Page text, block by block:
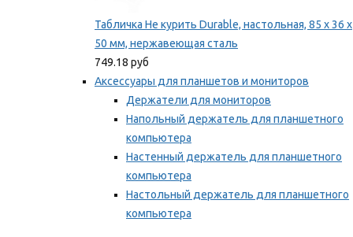
Табличка Не курить Durable, настольная, 85 x 36 x
50 мм, нержавеющая сталь
749.18 руб
Аксессуары для планшетов и мониторов
Держатели для мониторов
Напольный держатель для планшетного
компьютера
Настенный держатель для планшетного
компьютера
Настольный держатель для планшетного
компьютера